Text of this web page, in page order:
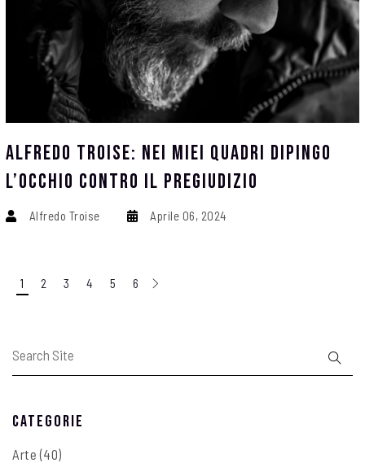
Alfredo Troise: Nei Miei Quadri Dipingo
L’occhio Contro Il Pregiudizio
Alfredo Troise Aprile 06, 2024
1 2 3 4 5 6
Categorie
Arte (40)